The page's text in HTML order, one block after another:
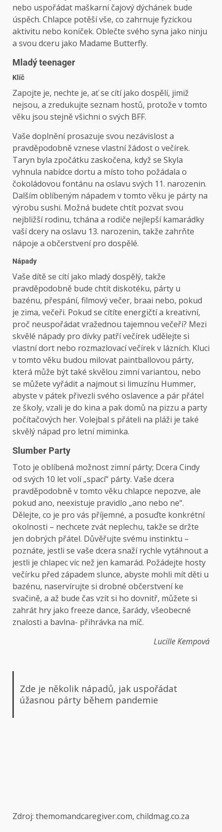
nebo uspořádat maškarní čajový dýchánek bude
úspěch. Chlapce potěší vše, co zahrnuje fyzickou
aktivitu nebo koníček. Oblečte svého syna jako ninju
a svou dceru jako Madame Butterfly.
Mladý teenager
Klíč
Zapojte je, nechte je, ať se cítí jako dospělí, jimiž
nejsou, a zredukujte seznam hostů, protože v tomto
věku jsou stejně všichni o svých BFF.
Vaše doplnění prosazuje svou nezávislost a
pravděpodobně vznese vlastní žádost o večírek.
Taryn byla zpočátku zaskočena, když se Skyla
vyhnula nabídce dortu a místo toho požádala o
čokoládovou fontánu na oslavu svých 11. narozenin.
Dalším oblíbeným nápadem v tomto věku je párty na
výrobu sushi. Možná budete chtít pozvat svou
nejbližší rodinu, tchána a rodiče nejlepší kamarádky
vaší dcery na oslavu 13. narozenin, takže zahrňte
nápoje a občerstvení pro dospělé.
Nápady
Vaše dítě se cítí jako mladý dospělý, takže
pravděpodobně bude chtít diskotéku, párty u
bazénu, přespání, filmový večer, braai nebo, pokud
je zima, večeři. Pokud se cítíte energičtí a kreativní,
proč neuspořádat vražednou tajemnou večeři? Mezi
skvělé nápady pro dívky patří večírek udělejte si
vlastní dort nebo rozmazlovací večírek v lázních. Kluci
v tomto věku budou milovat paintballovou párty,
která může být také skvělou zimní variantou, nebo
se můžete vyřádit a najmout si limuzínu Hummer,
abyste v pátek přivezli svého oslavence a pár přátel
ze školy, vzali je do kina a pak domů na pizzu a party
počítačových her. Volejbal s přáteli na pláži je také
skvělý nápad pro letní miminka.
Slumber Party
Toto je oblíbená možnost zimní párty; Dcera Cindy
od svých 10 let volí „spací“ párty. Vaše dcera
pravděpodobně v tomto věku chlapce nepozve, ale
pokud ano, neexistuje pravidlo „ano nebo ne“.
Dělejte, co je pro vás příjemné, a posuďte konkrétní
okolnosti – nechcete zvát neplechu, takže se držte
jen dobrých přátel. Důvěřujte svému instinktu –
poznáte, jestli se vaše dcera snaží rychle vytáhnout a
jestli je chlapec víc než jen kamarád. Požádejte hosty
večírku před západem slunce, abyste mohli mít děti u
bazénu, naservírujte si drobné občerstvení ke
svačině, a až bude čas vzít si ho dovnitř, můžete si
zahrát hry jako freeze dance, šarády, všeobecné
znalosti a bavlna- přihrávka na míč.
Lucille Kempová
Zde je několik nápadů, jak uspořádat
úžasnou párty během pandemie
Zdroj: themomandcaregiver.com, childmag.co.za